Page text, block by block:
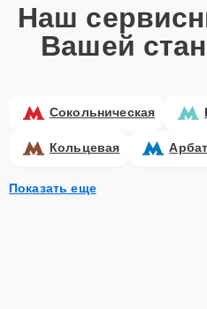
Наш
Вашей
Сокольническая
Кольцевая
Показать еще